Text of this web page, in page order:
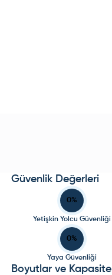
Güvenlik Değerleri
0%
Yetişkin Yolcu Güvenliği
0%
Yaya Güvenliği
Boyutlar ve Kapasite